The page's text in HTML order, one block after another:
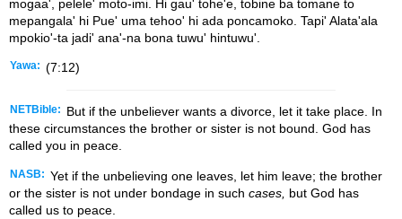
mogaa', pelele' moto-imi. Hi gau' tohe'e, tobine ba tomane to
mepangala' hi Pue' uma tehoo' hi ada poncamoko. Tapi' Alata'ala
mpokio'-ta jadi' ana'-na bona tuwu' hintuwu'.
Yawa: (7:12)
NETBible:
But if the unbeliever wants a divorce, let it take place. In
these circumstances the brother or sister is not bound. God has
called you in peace.
NASB: Yet if the unbelieving one leaves, let him leave; the brother
or the sister is not under bondage in such cases, but God has
called us to peace.